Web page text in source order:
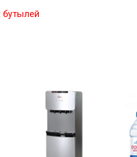
бутылей